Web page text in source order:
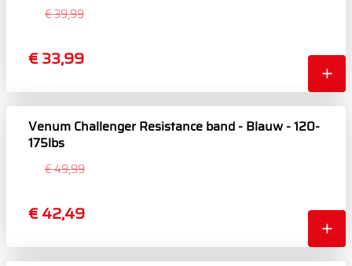
€ 39,99
€ 33,99
Venum Challenger Resistance band - Blauw - 120-
175lbs
€ 49,99
€ 42,49